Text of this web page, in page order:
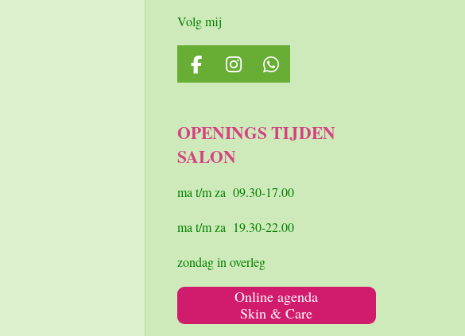
Volg mij
F
a
b
o
k
I
n
a
g
a
W
h
s
p
OPENINGS TIJDEN
SALON
ma t/m za 09.30-17.00
ma t/m za 19.30-22.00
zondag in overleg
Online agenda
Skin & Care